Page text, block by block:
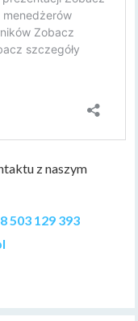
z naszym
503 129 393